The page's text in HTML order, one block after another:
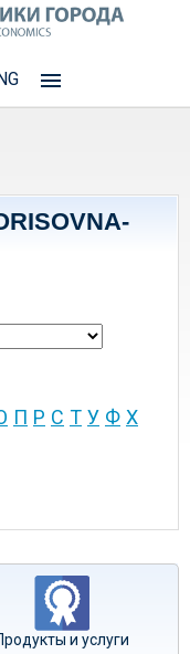
П Р С Т У Ф Х
и услуги